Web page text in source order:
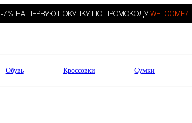
-7% НА ПЕРВУЮ ПОКУПКУ ПО ПРОМОКОДУ WELCOME7.
Обувь Кроссовки Сумки